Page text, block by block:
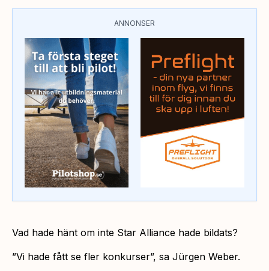
ANNONSER
Vad hade hänt om inte Star Alliance hade bildats?
”Vi hade fått se fler konkurser”, sa Jürgen Weber.